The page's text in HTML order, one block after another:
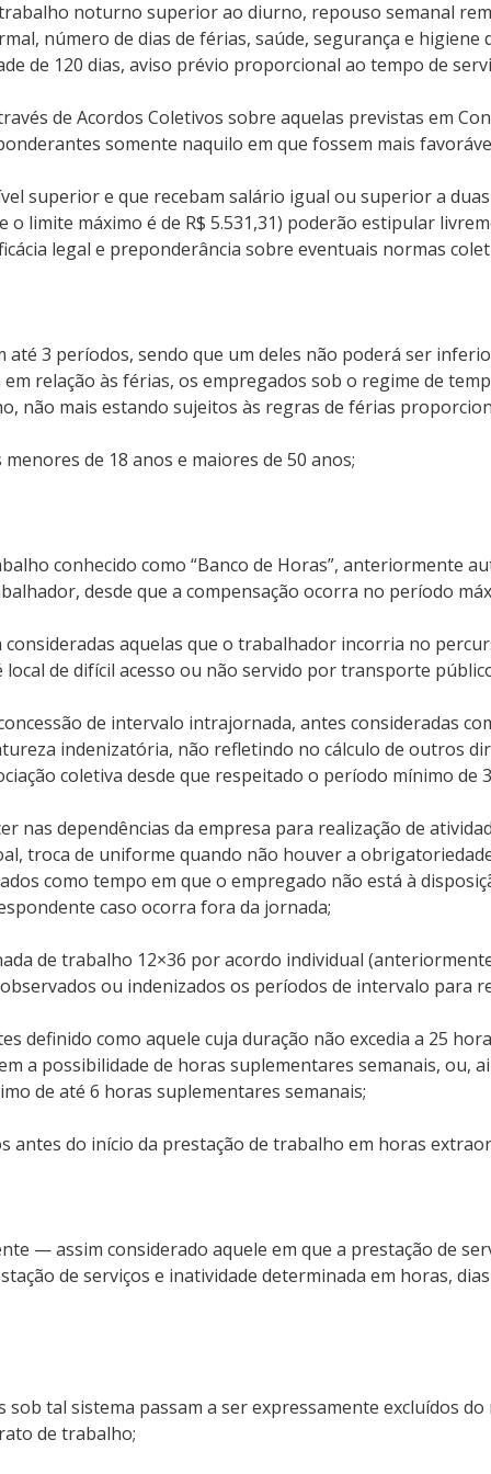
noturno superior ao diurno, repouso semanal
número de dias de férias, saúde, segurança e higiene
de 120 dias, aviso prévio proporcional ao tempo de
de Acordos Coletivos sobre aquelas previstas em
somente naquilo em que fossem mais
superior e que recebam salário igual ou superior a
o limite máximo é de R$ 5.531,31) poderão estipular
legal e preponderância sobre eventuais normas
3 períodos, sendo que um deles não poderá ser
relação às férias, os empregados sob o regime de
não mais estando sujeitos às regras de férias
de 18 anos e maiores de 50 anos;
conhecido como “Banco de Horas”, anteriormente
desde que a compensação ocorra no período
aquelas que o trabalhador incorria no
de difícil acesso ou não servido por transporte
de intervalo intrajornada, antes consideradas
indenizatória, não refletindo no cálculo de outros
coletiva desde que respeitado o período mínimo de
nas dependências da empresa para realização de
troca de uniforme quando não houver a
como tempo em que o empregado não está à
caso ocorra fora da jornada;
de trabalho 12×36 por acordo individual
ou indenizados os períodos de intervalo para
definido como aquele cuja duração não excedia a 25
a possibilidade de horas suplementares semanais, ou,
de até 6 horas suplementares semanais;
antes do início da prestação de trabalho em horas
— assim considerado aquele em que a prestação de
de serviços e inatividade determinada em horas,
tal sistema passam a ser expressamente excluídos
de trabalho;